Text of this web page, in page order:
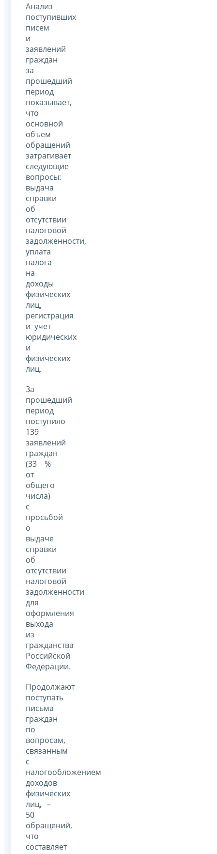
Анализ
поступивших
писем
и
заявлений
граждан
за
прошедший
период
показывает,
что
основной
объем
обращений
затрагивает
следующие
вопросы:
выдача
справки
об
отсутствии
налоговой
задолженности,
уплата
налога
на
доходы
физических
лиц,
регистрация
и учет
юридических
и
физических
лиц.
За
прошедший
период
поступило
139
заявлений
граждан
(33 %
от
общего
числа)
с
просьбой
о
выдаче
справки
об
отсутствии
налоговой
задолженности
для
оформления
выхода
из
гражданства
Российской
Федерации.
Продолжают
поступать
письма
граждан
по
вопросам,
связанным
с
налогообложением
доходов
физических
лиц, –
50
обращений,
что
составляет